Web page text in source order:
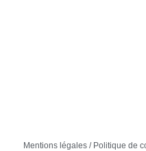
Mentions légales/ Politique de